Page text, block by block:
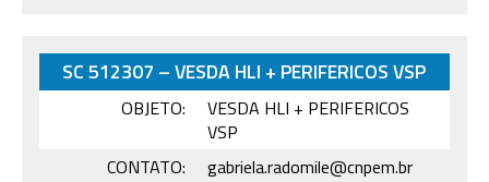
SC 512307 – VESDA HLI + PERIFERICOS VSP
OBJETO:
VESDA HLI + PERIFERICOS
VSP
CONTATO:
gabriela.radomile@cnpem.br